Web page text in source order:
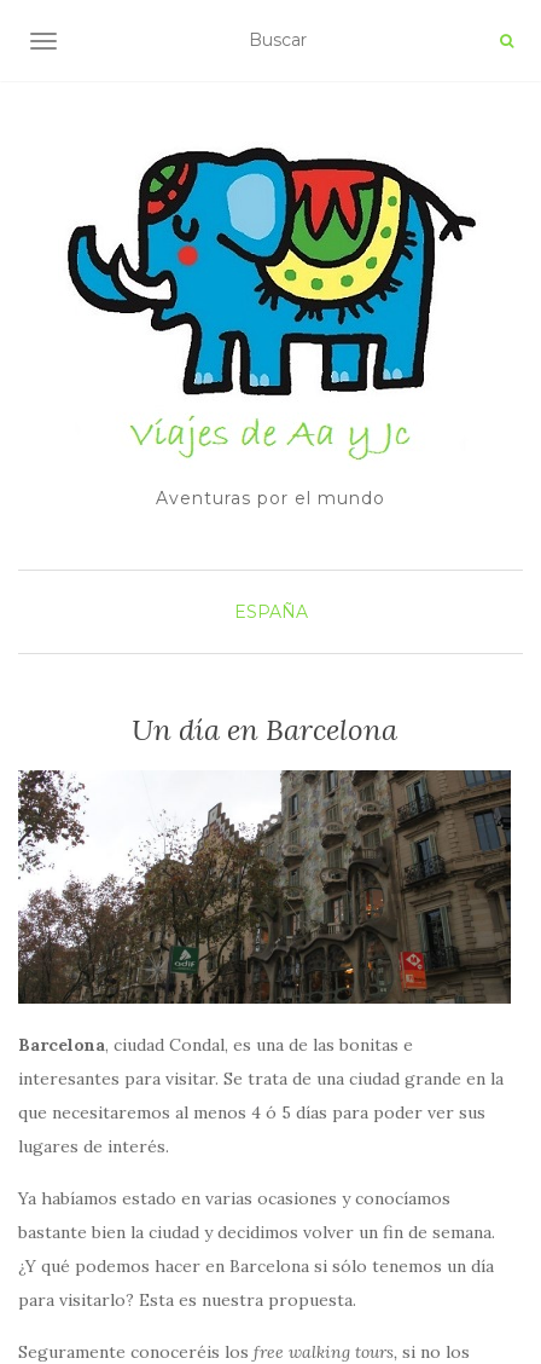
ALTERNAR NAVEGACIÓN
Aventuras por el mundo
ESPAÑA
Un día en Barcelona
Barcelona, ciudad Condal, es una de las bonitas e
interesantes para visitar. Se trata de una ciudad grande en la
que necesitaremos al menos 4 ó 5 días para poder ver sus
lugares de interés.
Ya habíamos estado en varias ocasiones y conocíamos
bastante bien la ciudad y decidimos volver un fin de semana.
¿Y qué podemos hacer en Barcelona si sólo tenemos un día
para visitarlo? Esta es nuestra propuesta.
Seguramente conoceréis los free walking tours, si no los